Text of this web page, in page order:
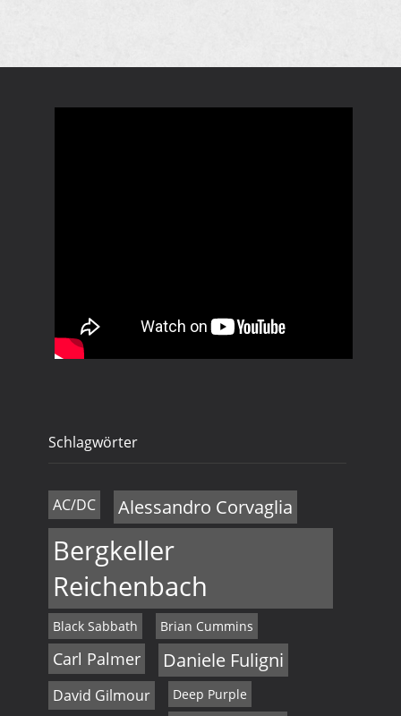
Schlagwörter
AC/DC Alessandro Corvaglia
Bergkeller
Reichenbach
Black Sabbath Brian Cummins
Carl Palmer Daniele Fuligni
David Gilmour Deep Purple